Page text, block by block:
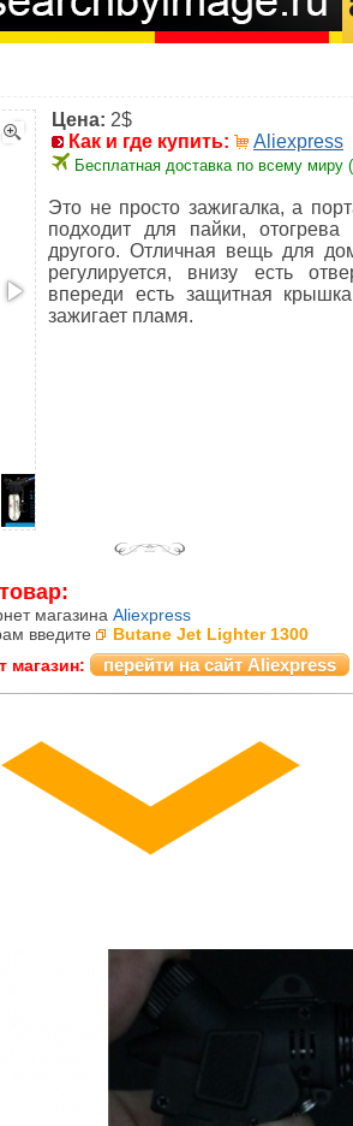
Цена: 2$
Как и где купить:
Aliexpress
Бесплатная доставка по всему миру
Это не просто зажигалка, а
подходит для пайки,
другого. Отличная вещь для
регулируется, внизу есть
впереди есть защитная
зажигает пламя.
магазина Aliexpress
введите
Butane Jet Lighter 1300
магазин:
перейти на сайт Aliexpress